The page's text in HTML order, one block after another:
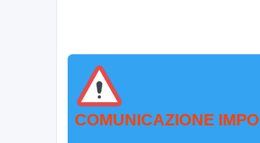
COMUNICAZIONE